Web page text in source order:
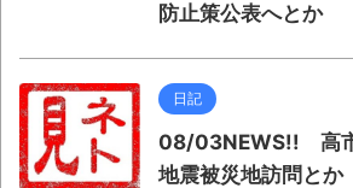
防止策公表へとか
日記
08/03NEWS!! 高
地震被災地訪問と